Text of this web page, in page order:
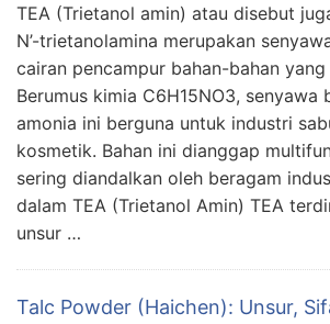
TEA (Trietanol amin) atau disebut
N’-trietanolamina merupakan
cairan pencampur bahan-bahan
Berumus kimia C6H15NO3, senyawa
amonia ini berguna untuk industri
kosmetik. Bahan ini dianggap
sering diandalkan oleh beragam
dalam TEA (Trietanol Amin) TEA
unsur …
Talc Powder (Haichen): Unsur,